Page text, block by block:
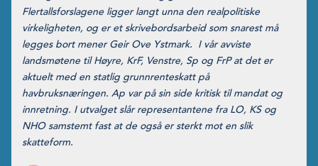
Flertallsforslagene ligger langt unna den realpolitiske
virkeligheten, og er et skrivebordsarbeid som snarest må
legges bort mener Geir Ove Ystmark. I vår avviste
landsmøtene til Høyre, KrF, Venstre, Sp og FrP at det er
aktuelt med en statlig grunnrenteskatt på
havbruksnæringen. Ap var på sin side kritisk til mandat og
innretning. I utvalget slår representantene fra LO, KS og
NHO samstemt fast at de også er sterkt mot en slik
skatteform.